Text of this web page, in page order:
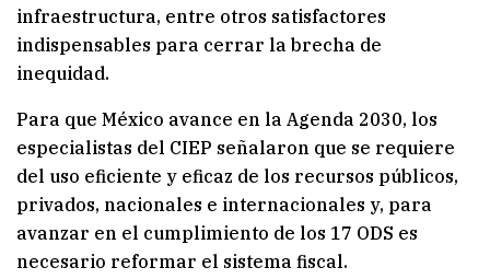
infraestructura, entre otros satisfactores
indispensables para cerrar la brecha de
inequidad.
Para que México avance en la Agenda 2030, los
especialistas del CIEP señalaron que se requiere
del uso eficiente y eficaz de los recursos públicos,
privados, nacionales e internacionales y, para
avanzar en el cumplimiento de los 17 ODS es
necesario reformar el sistema fiscal.